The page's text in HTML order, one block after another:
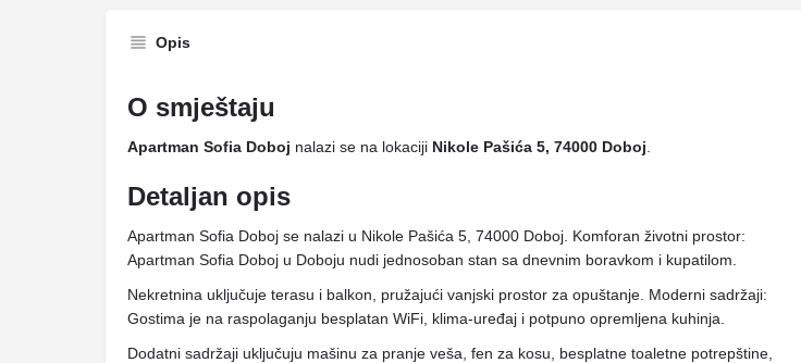
Opis
O smještaju
Apartman Sofia Doboj nalazi se na lokaciji Nikole Pašića 5, 74000 Doboj
Detaljan opis
Apartman Sofia Doboj se nalazi u Nikole Pašića 5, 74000 Doboj. Komforan životni prostor:
Apartman Sofia Doboj u Doboju nudi jednosoban stan sa dnevnim boravkom i kupatilom.
Nekretnina uključuje terasu i balkon, pružajući vanjski prostor za opuštanje. Moderni sadržaji:
Gostima je na raspolaganju besplatan WiFi, klima-uređaj i potpuno opremljena kuhinja.
Dodatni sadržaji uključuju mašinu za pranje veša, fen za kosu, besplatne toaletne potrepštine,